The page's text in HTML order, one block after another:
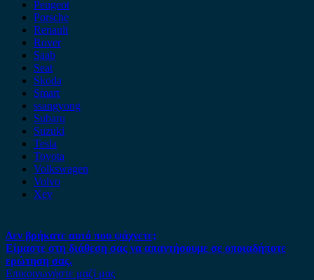
Peugeot
Porsche
Renault
Rover
Saab
Seat
Skoda
Smart
ssangyong
Subaru
Suzuki
Tesla
Toyota
Volkswagen
Volvo
Xev
Δεν βρήκατε αυτό που ψάχνετε;
Είμαστε στη διάθεση σας να απαντήσουμε σε οποιαδήποτε
ερώτηση σας.
Επικοινωνήστε μαζί μας